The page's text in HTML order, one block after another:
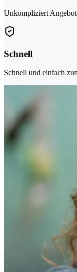
Unkompliziert
Schnell
Schnell und einfach